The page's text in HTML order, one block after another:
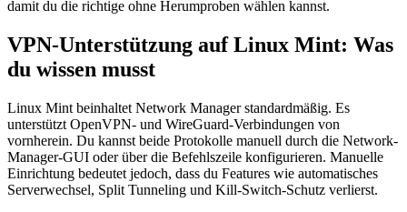
damit du die richtige ohne Herumproben wählen kannst.
VPN-Unterstützung auf Linux Mint: Was
du wissen musst
Linux Mint beinhaltet Network Manager standardmäßig. Es
unterstützt OpenVPN- und WireGuard-Verbindungen von
vornherein. Du kannst beide Protokolle manuell durch die Network-
Manager-GUI oder über die Befehlszeile konfigurieren. Manuelle
Einrichtung bedeutet jedoch, dass du Features wie automatisches
Serverwechsel, Split Tunneling und Kill-Switch-Schutz verlierst.